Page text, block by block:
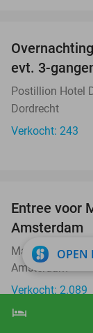
shopping_cart
hotel
evt. 3-
Postillion Hotel
Dordrecht
Verkocht: 243
Entree voor
Amsterdam
Madame
Amsterdam
Verkocht: 2.089
OPEN